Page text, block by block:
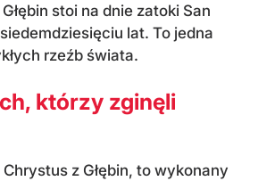
stoi na dnie zatoki San
lat. To jedna
rzeźb świata.
którzy zginęli
z Głębin, to wykonany